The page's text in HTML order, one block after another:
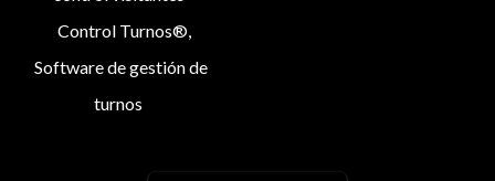
Control Turnos®,
Software de gestión de
turnos